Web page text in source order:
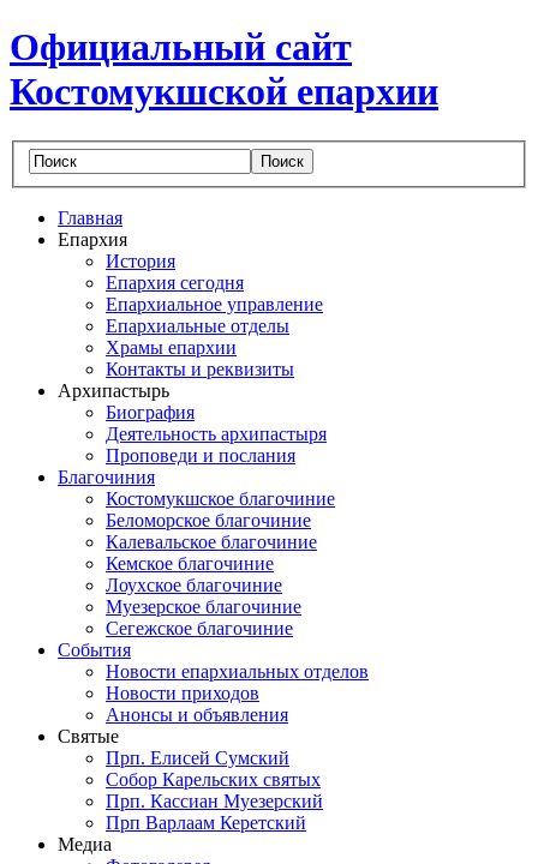
Официальный сайт
Костомукшской епархии
Главная
Епархия
История
Епархия сегодня
Епархиальное управление
Епархиальные отделы
Храмы епархии
Контакты и реквизиты
Архипастырь
Биография
Деятельность архипастыря
Проповеди и послания
Благочиния
Костомукшское благочиние
Беломорское благочиние
Калевальское благочиние
Кемское благочиние
Лоухское благочиние
Муезерское благочиние
Сегежское благочиние
События
Новости епархиальных отделов
Новости приходов
Анонсы и объявления
Святые
Прп. Елисей Сумский
Собор Карельских святых
Прп. Кассиан Муезерский
Прп Варлаам Керетский
Медиа